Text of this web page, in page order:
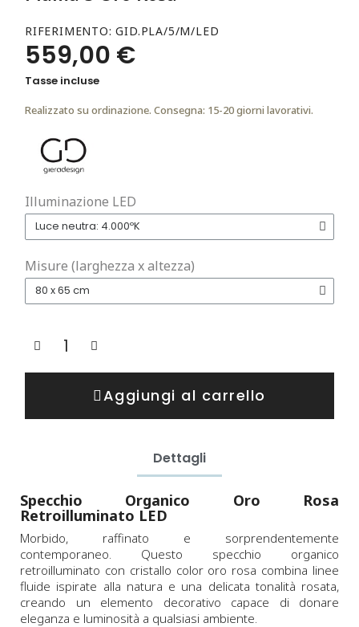
RIFERIMENTO GID.PLA/5/M/LED
559,00 €
Tasse incluse
Realizzato su ordinazione. Consegna: 15-20 giorni lavorativi.
Illuminazione LED
Misure (larghezza x altezza)
Aggiungi al carrello
Dettagli
Specchio Organico Oro Rosa
Retroilluminato LED
Morbido, raffinato e sorprendentemente
contemporaneo. Questo specchio organico
retroilluminato con cristallo color oro rosa combina linee
fluide ispirate alla natura e una delicata tonalità rosata,
creando un elemento decorativo capace di donare
eleganza e luminosità a qualsiasi ambiente.